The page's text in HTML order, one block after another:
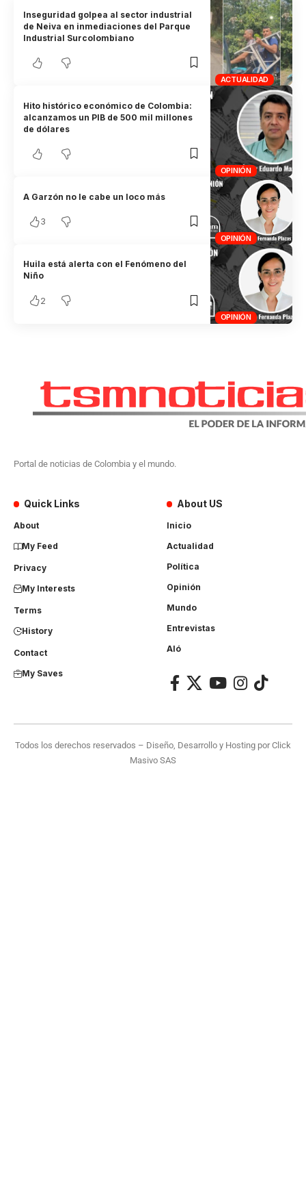
ACTUALIDAD
Inseguridad golpea al sector industrial
de Neiva en inmediaciones del Parque
Industrial Surcolombiano
OPINIÓN
Hito histórico económico de Colombia:
alcanzamos un PIB de 500 mil millones
de dólares
OPINIÓN
A Garzón no le cabe un loco más
3
OPINIÓN
Huila está alerta con el Fenómeno del
Niño
2
Portal de noticias de Colombia y el mundo.
Quick Links
About
My Feed
Privacy
My Interests
Terms
History
Contact
My Saves
About US
Inicio
Actualidad
Política
Opinión
Mundo
Entrevistas
Aló
Todos los derechos reservados – Diseño, Desarrollo y Hosting porClick
Masivo SAS